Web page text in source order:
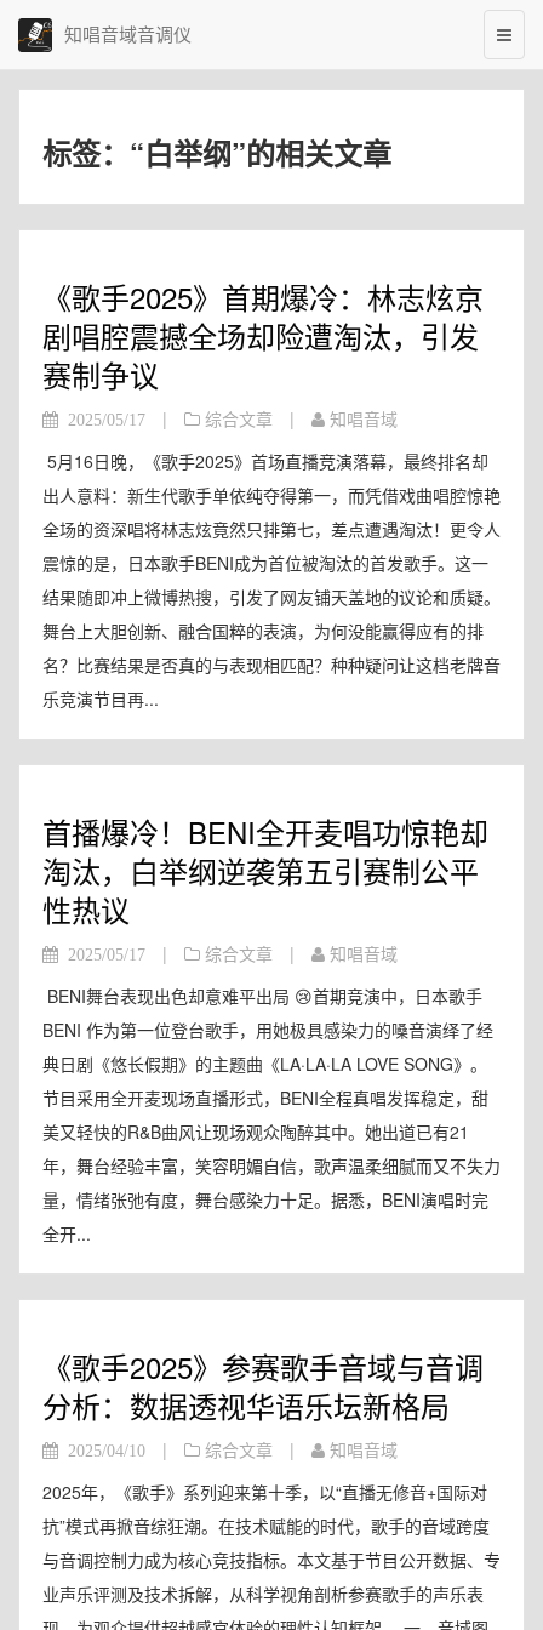
知唱音域音调仪
标签：“白举纲”的相关文章
《歌手2025》首期爆冷：林志炫京
剧唱腔震撼全场却险遭淘汰，引发
赛制争议
2025/05/17 | 综合文章 | 知唱音域
5月16日晚，《歌手2025》首场直播竞演落幕，最终排名却
出人意料：新生代歌手单依纯夺得第一，而凭借戏曲唱腔惊艳
全场的资深唱将林志炫竟然只排第七，差点遭遇淘汰！更令人
震惊的是，日本歌手BENI成为首位被淘汰的首发歌手。这一
结果随即冲上微博热搜，引发了网友铺天盖地的议论和质疑。
舞台上大胆创新、融合国粹的表演，为何没能赢得应有的排
名？比赛结果是否真的与表现相匹配？种种疑问让这档老牌音
乐竞演节目再...
首播爆冷！BENI全开麦唱功惊艳却
淘汰，白举纲逆袭第五引赛制公平
性热议
2025/05/17 | 综合文章 | 知唱音域
BENI舞台表现出色却意难平出局 😢首期竞演中，日本歌手
BENI 作为第一位登台歌手，用她极具感染力的嗓音演绎了经
典日剧《悠长假期》的主题曲《LA·LA·LA LOVE SONG》。
节目采用全开麦现场直播形式，BENI全程真唱发挥稳定，甜
美又轻快的R&B曲风让现场观众陶醉其中。她出道已有21
年，舞台经验丰富，笑容明媚自信，歌声温柔细腻而又不失力
量，情绪张弛有度，舞台感染力十足。据悉，BENI演唱时完
全开...
《歌手2025》参赛歌手音域与音调
分析：数据透视华语乐坛新格局
2025/04/10 | 综合文章 | 知唱音域
2025年，《歌手》系列迎来第十季，以“直播无修音+国际对
抗”模式再掀音综狂潮。在技术赋能的时代，歌手的音域跨度
与音调控制力成为核心竞技指标。本文基于节目公开数据、专
业声乐评测及技术拆解，从科学视角剖析参赛歌手的声乐表